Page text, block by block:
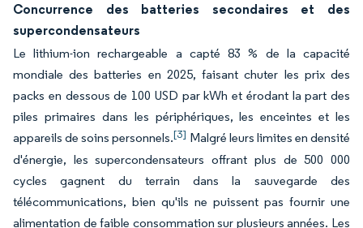
Concurrence des batteries secondaires et des
supercondensateurs
Le lithium-ion rechargeable a capté 83 % de la capacité
mondiale des batteries en 2025, faisant chuter les prix des
packs en dessous de 100 USD par kWh et érodant la part des
piles primaires dans les périphériques, les enceintes et les
appareils de soins personnels.[3] Malgré leurs limites en densité
d'énergie, les supercondensateurs offrant plus de 500 000
cycles gagnent du terrain dans la sauvegarde des
télécommunications, bien qu'ils ne puissent pas fournir une
alimentation de faible consommation sur plusieurs années. Les